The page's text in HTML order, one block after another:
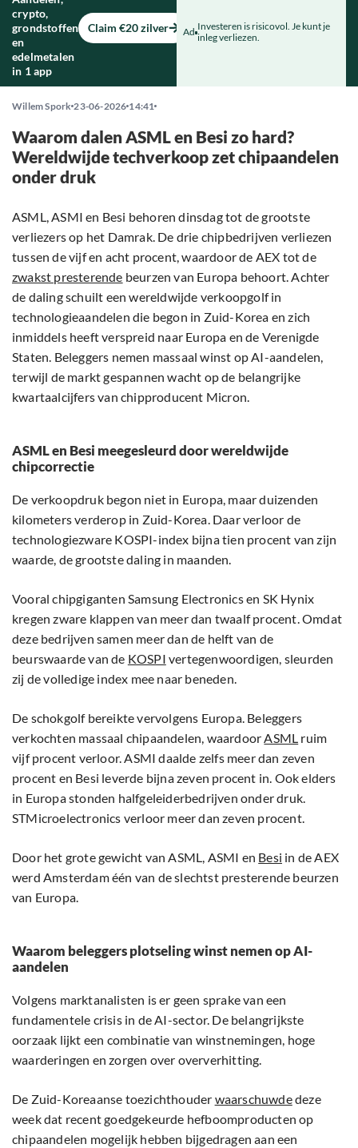
crypto,
grondstoffen
en
edelmetalen
in 1 app
Claim €20 zilver Ad Investeren is risicovol. Je kunt je
inleg verliezen.
Willem Spork 23-06-2026 14:41
Waarom dalen ASML en Besi zo hard?
Wereldwijde techverkoop zet chipaandelen
onder druk
ASML, ASMI en Besi behoren dinsdag tot de grootste
verliezers op het Damrak. De drie chipbedrijven verliezen
tussen de vijf en acht procent, waardoor de AEX tot de
zwakst presterende beurzen van Europa behoort. Achter
de daling schuilt een wereldwijde verkoopgolf in
technologieaandelen die begon in Zuid-Korea en zich
inmiddels heeft verspreid naar Europa en de Verenigde
Staten. Beleggers nemen massaal winst op AI-aandelen,
terwijl de markt gespannen wacht op de belangrijke
kwartaalcijfers van chipproducent Micron.
ASML en Besi meegesleurd door wereldwijde
chipcorrectie
De verkoopdruk begon niet in Europa, maar duizenden
kilometers verderop in Zuid-Korea. Daar verloor de
technologiezware KOSPI-index bijna tien procent van zijn
waarde, de grootste daling in maanden.
Vooral chipgiganten Samsung Electronics en SK Hynix
kregen zware klappen van meer dan twaalf procent. Omdat
deze bedrijven samen meer dan de helft van de
beurswaarde van de KOSPI vertegenwoordigen, sleurden
zij de volledige index mee naar beneden.
De schokgolf bereikte vervolgens Europa. Beleggers
verkochten massaal chipaandelen, waardoorASML ruim
vijf procent verloor. ASMI daalde zelfs meer dan zeven
procent en Besi leverde bijna zeven procent in. Ook elders
in Europa stonden halfgeleiderbedrijven onder druk.
STMicroelectronics verloor meer dan zeven procent.
Door het grote gewicht van ASML, ASMI en Besi in de AEX
werd Amsterdam één van de slechtst presterende beurzen
van Europa.
Waarom beleggers plotseling winst nemen op AI-
aandelen
Volgens marktanalisten is er geen sprake van een
fundamentele crisis in de AI-sector. De belangrijkste
oorzaak lijkt een combinatie van winstnemingen, hoge
waarderingen en zorgen over oververhitting.
De Zuid-Koreaanse toezichthouder waarschuwdedeze
week dat recent goedgekeurde hefboomproducten op
chipaandelen mogelijk hebben bijgedragen aan een